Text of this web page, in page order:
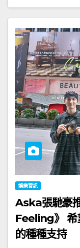
娛樂資訊
Aska張馳豪
Feeling》 希望寫一首慢歌感謝粉絲對他
的種種支持